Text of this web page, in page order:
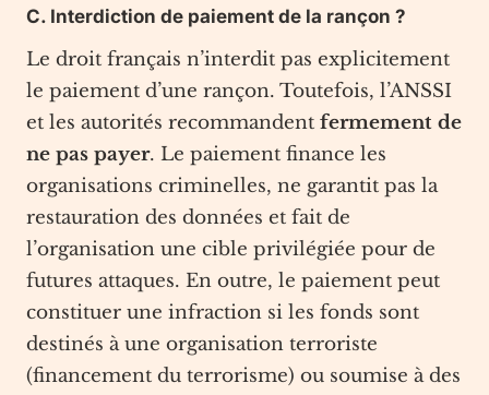
C. Interdiction de paiement de la rançon ?
Le droit français n’interdit pas explicitement
le paiement d’une rançon. Toutefois, l’ANSSI
et les autorités recommandent fermement de
ne pas payer. Le paiement finance les
organisations criminelles, ne garantit pas la
restauration des données et fait de
l’organisation une cible privilégiée pour de
futures attaques. En outre, le paiement peut
constituer une infraction si les fonds sont
destinés à une organisation terroriste
(financement du terrorisme) ou soumise à des